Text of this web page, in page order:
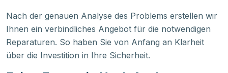
Nach der genauen Analyse des Problems erstellen wir
Ihnen ein verbindliches Angebot für die notwendigen
Reparaturen. So haben Sie von Anfang an Klarheit
über die Investition in Ihre Sicherheit.